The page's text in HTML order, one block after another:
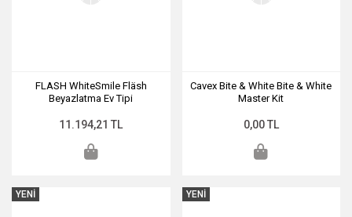
FLASH WhiteSmile Fläsh
Beyazlatma Ev Tipi
11.194,21 TL
Cavex Bite & White Bite & White
Master Kit
0,00 TL
YENİ YENİ